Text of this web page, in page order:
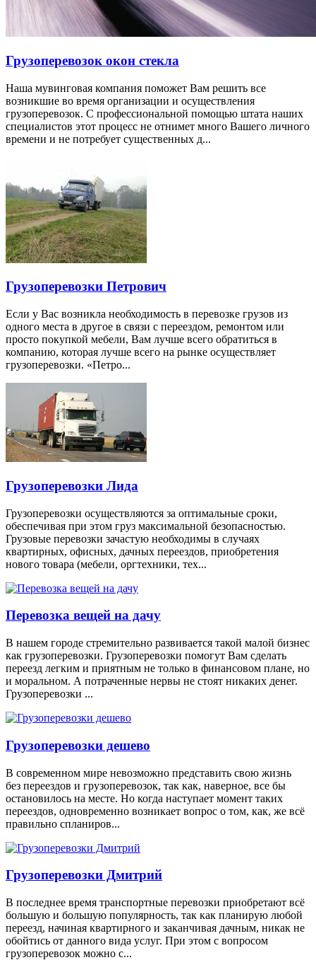
Грузоперевозок окон стекла
Наша мувинговая компания поможет Вам решить все
возникшие во время организации и осуществления
грузоперевозок. С профессиональной помощью штата наших
специалистов этот процесс не отнимет много Вашего личного
времени и не потребует существенных д...
Грузоперевозки Петрович
Если у Вас возникла необходимость в перевозке грузов из
одного места в другое в связи с переездом, ремонтом или
просто покупкой мебели, Вам лучше всего обратиться в
компанию, которая лучше всего на рынке осуществляет
грузоперевозки. «Петро...
Грузоперевозки Лида
Грузоперевозки осуществляются за оптимальные сроки,
обеспечивая при этом груз максимальной безопасностью.
Грузовые перевозки зачастую необходимы в случаях
квартирных, офисных, дачных переездов, приобретения
нового товара (мебели, оргтехники, тех...
Перевозка вещей на дачу
В нашем городе стремительно развивается такой малой бизнес
как грузоперевозки. Грузоперевозки помогут Вам сделать
переезд легким и приятным не только в финансовом плане, но
и моральном. А потраченные нервы не стоят никаких денег.
Грузоперевозки ...
Грузоперевозки дешево
В современном мире невозможно представить свою жизнь
без переездов и грузоперевозок, так как, наверное, все бы
остановилось на месте. Но когда наступает момент таких
переездов, одновременно возникает вопрос о том, как, же всё
правильно спланиров...
Грузоперевозки Дмитрий
В последнее время транспортные перевозки приобретают всё
большую и большую популярность, так как планирую любой
переезд, начиная квартирного и заканчивая дачным, никак не
обойтись от данного вида услуг. При этом с вопросом
грузоперевозок можно с...